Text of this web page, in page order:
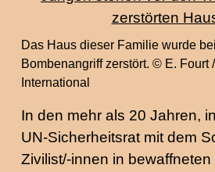
Das Haus dieser Familie wurde
Bombenangriff zerstört. © E. Fourt
International
In den mehr als 20 Jahren,
UN-Sicherheitsrat mit dem
Zivilist/-innen in bewaffneten